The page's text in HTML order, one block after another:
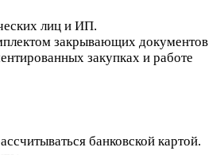
лиц и ИП.
закрывающих документов
закупках и работе
банковской картой.